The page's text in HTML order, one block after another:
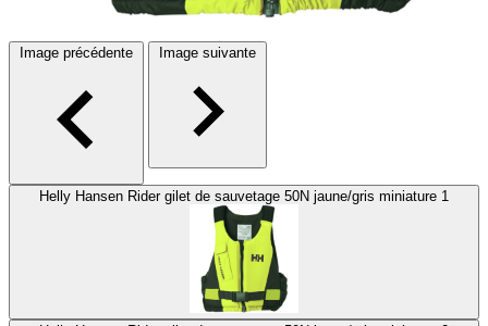
Image précédente Image suivante
Helly Hansen Rider gilet de sauvetage 50N jaune/gris miniature 1